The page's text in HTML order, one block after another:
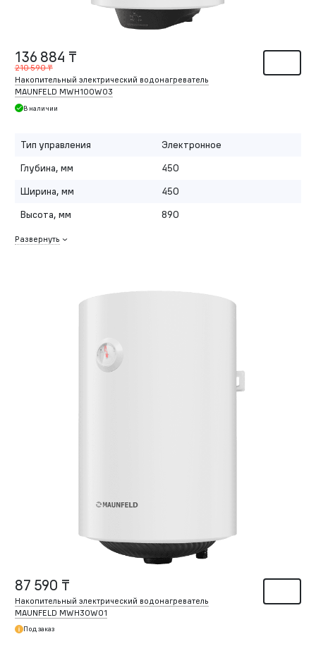
136 884 ₸
210 590 ₸
Накопительный электрический водонагреватель
MAUNFELD MWH100W03
В наличии
Тип управления
Электронное
Глубина, мм
450
Ширина, мм
450
Высота, мм
890
Развернуть
87 590 ₸
Накопительный электрический водонагреватель
MAUNFELD MWH30W01
Под заказ